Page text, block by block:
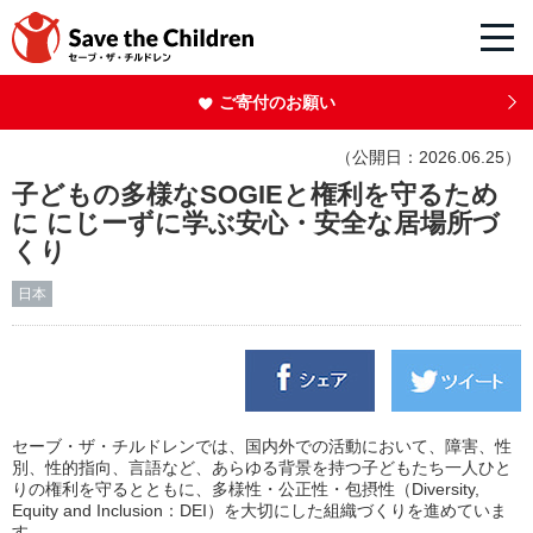
ご寄付のお願い
（公開日：2026.06.25）
子どもの多様なSOGIEと権利を守るため
に にじーずに学ぶ安心・安全な居場所づ
くり
日本
セーブ・ザ・チルドレンでは、国内外での活動において、障害、性
別、性的指向、言語など、あらゆる背景を持つ子どもたち一人ひと
りの権利を守るとともに、多様性・公正性・包摂性（Diversity,
Equity and Inclusion：DEI）を大切にした組織づくりを進めていま